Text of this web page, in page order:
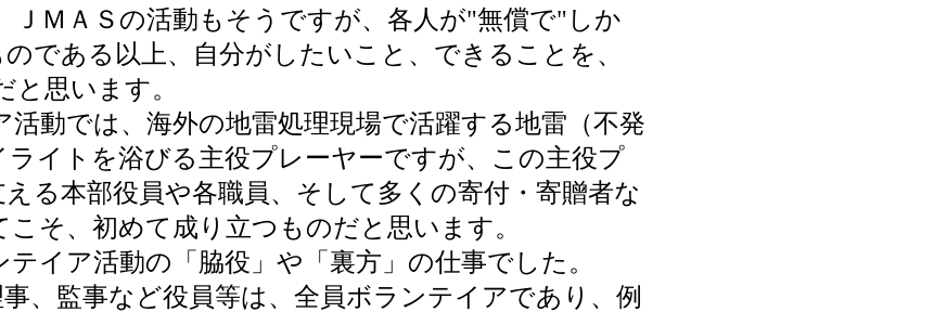
ＭＡＳの活動もそうですが、各人が"無償で"しか
である以上、自分がしたいこと、できることを、
思います。
動では、海外の地雷処理現場で活躍する地雷（不発
イトを浴びる主役プレーヤーですが、この主役プ
る本部役員や各職員、そして多くの寄付・寄贈者な
そ、初めて成り立つものだと思います。
イア活動の「脇役」や「裏方」の仕事でした。
、監事など役員等は、全員ボランテイアであり、例